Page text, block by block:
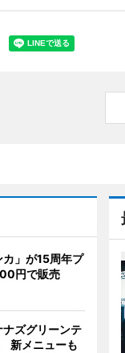
」が15周年プ
円で販売
ズグリーンテ
新メニューも